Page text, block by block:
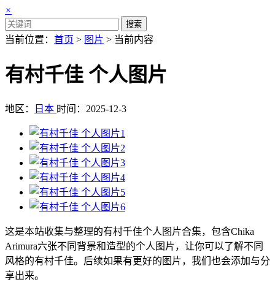
×
搜索
当前位置： 首页 > 图片 > 当前内容
有村千佳 个人图片
地区： 日本 时间：2025-12-3
这是本站收集与整理的有村千佳个人图片合集，包含Chika
Arimura六张不同背景和造型的个人图片，让你可以了解不同
风格的有村千佳。后续如果有更好的图片，我们也会添加与分
享出来。